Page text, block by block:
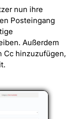
nun ihre
Posteingang
Außerdem
Cc hinzuzufügen,